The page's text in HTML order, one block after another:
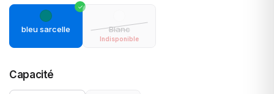
bleu sarcelle Blanc
Indisponible
Capacité